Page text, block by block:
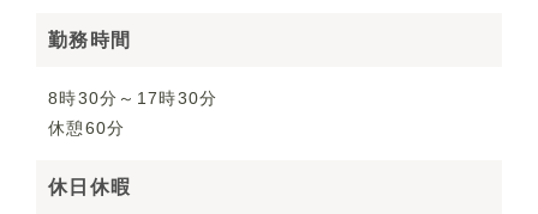
勤務時間
8時30分～17時30分
休憩60分
休日休暇